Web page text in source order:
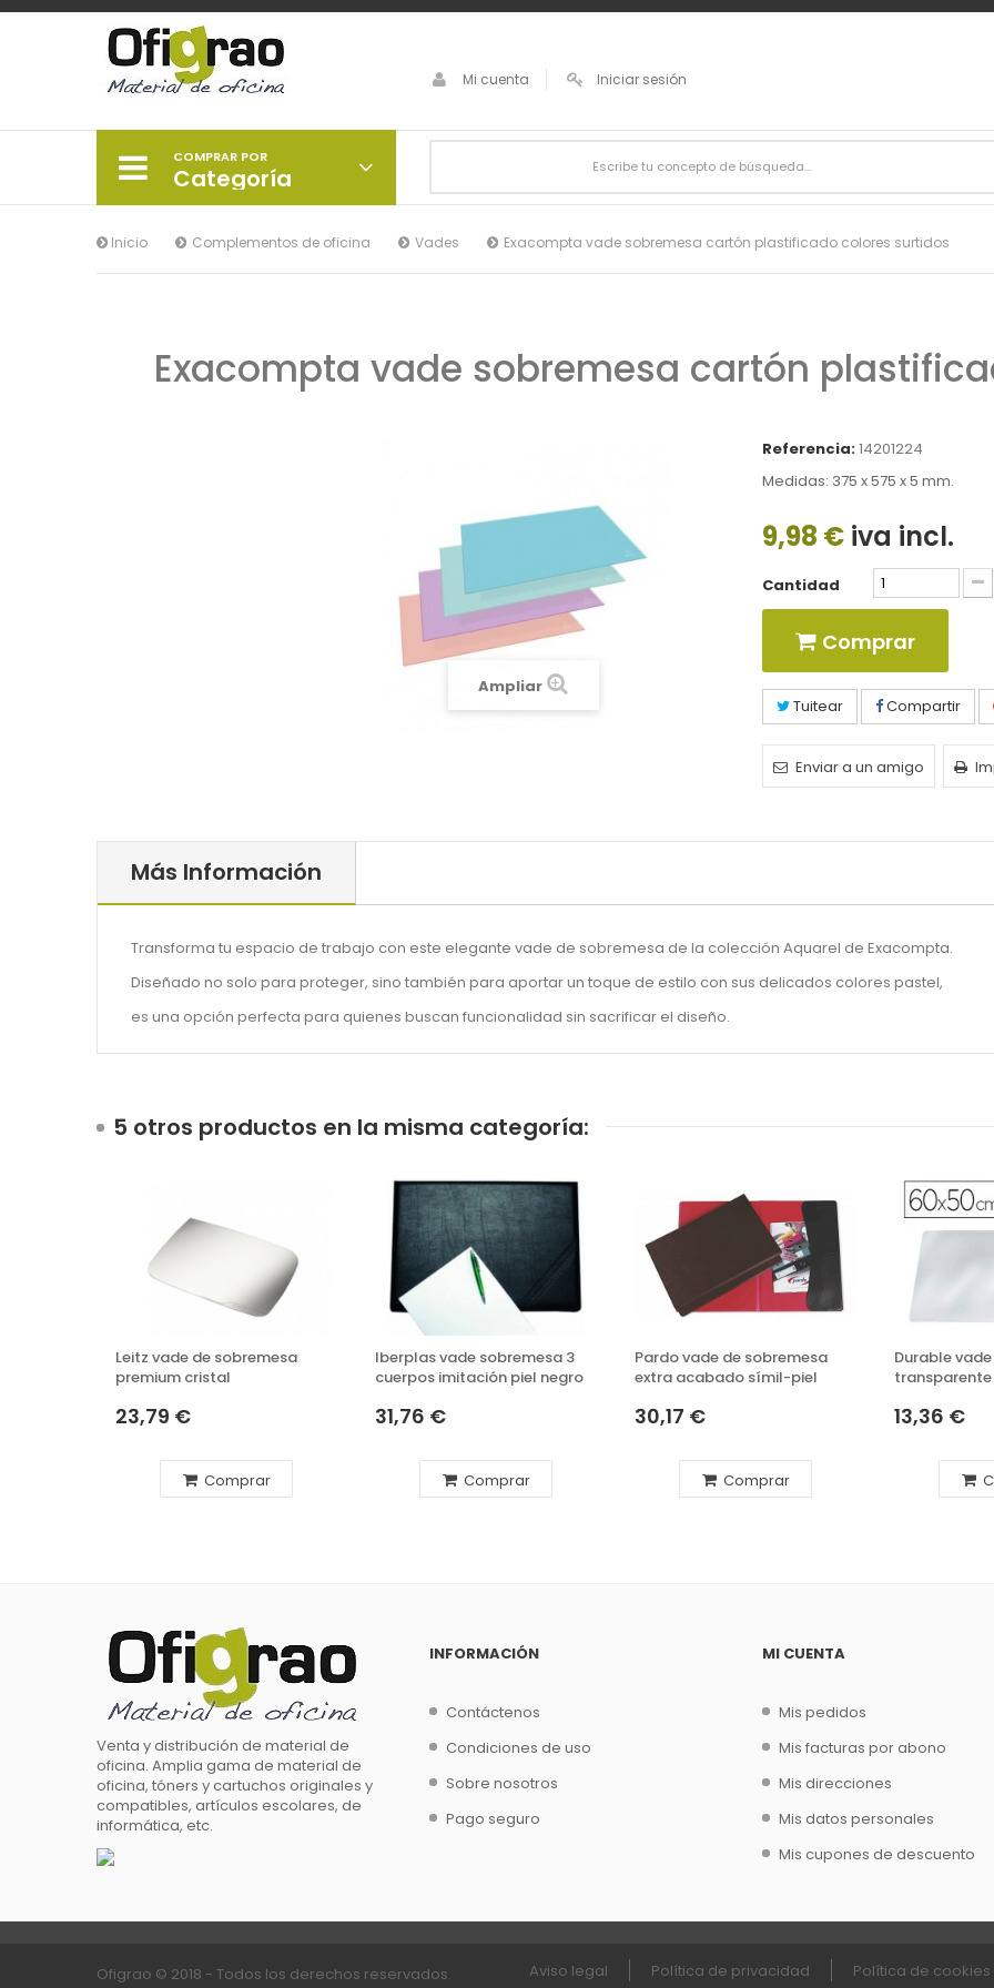
Mi cuenta Iniciar sesión
COMPRAR POR
Categoría
Inicio Complementos de oficina Vades Exacompta vade sobremesa cartón plastificado colores surtidos
Exacompta vade sobremesa cartón
Ampliar
Referencia:14201224
Medidas: 375 x 575 x 5 mm.
9,98 €iva incl.
Cantidad
Comprar
Tuitear Compartir
Enviar a un amigo
Más Información
Transforma tu espacio de trabajo con este elegante vade de sobremesa de la colección Aquarel de Exacompta.
Diseñado no solo para proteger, sino también para aportar un toque de estilo con sus delicados colores pastel,
es una opción perfecta para quienes buscan funcionalidad sin sacrificar el diseño.
5 otros productos en la misma categoría:
Leitz vade de sobremesa
premium cristal
23,79 €
Comprar
Iberplas vade sobremesa 3
cuerpos imitación piel negro
31,76 €
Comprar
Pardo vade de sobremesa
extra acabado símil-piel
30,17 €
Comprar
Durable
13,36 €
Venta y distribución de material de
oficina. Amplia gama de material de
oficina, tóners y cartuchos originales y
compatibles, artículos escolares, de
informática, etc.
INFORMACIÓN
Contáctenos
Condiciones de uso
Sobre nosotros
Pago seguro
MI CUENTA
Mis pedidos
Mis facturas por abono
Mis direcciones
Mis datos personales
Mis cupones de descuento
Aviso legal Política de privacidad Política de cookies
Ofigrao © 2018 - Todos los derechos reservados.